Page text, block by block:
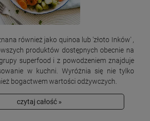
również jako quinoa lub 'złoto Inków' ,
produktów dostępnych obecnie na
superfood i z powodzeniem znajduje
w kuchni. Wyróżnia się nie tylko
bogactwem wartości odżywczych.
czytaj całość »